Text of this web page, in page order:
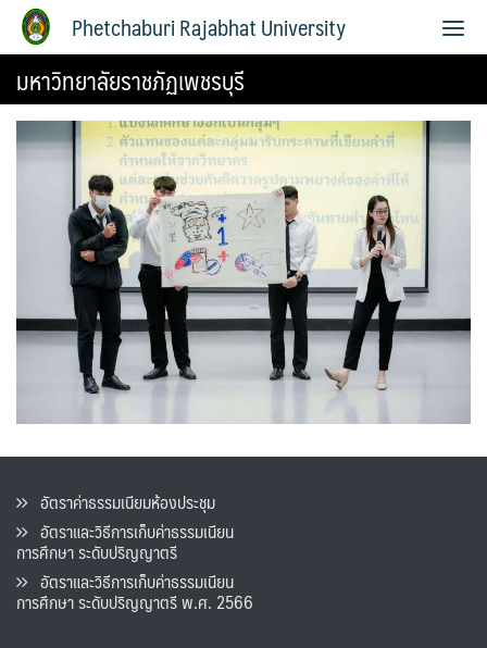
Phetchaburi Rajabhat University
มหาวิทยาลัยราชภัฏเพชรบุรี
อัตราค่าธรรมเนียมห้องประชุม
อัตราและวิธีการเก็บค่าธรรมเนียน
การศึกษา ระดับปริญญาตรี
อัตราและวิธีการเก็บค่าธรรมเนียน
การศึกษา ระดับปริญญาตรี พ.ศ. 2566